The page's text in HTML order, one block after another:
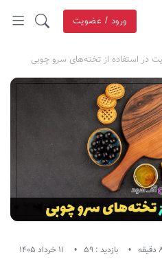
ورود / عضویت
در استفاده از تخته‌های سرو چوبی
بازدید : 59